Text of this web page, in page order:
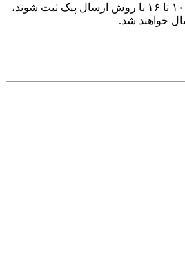
سفارش‌هایی که از ساعت ۱۰ تا ۱۶ با روش ارسال پیک ثبت شوند،
خواهند شد.